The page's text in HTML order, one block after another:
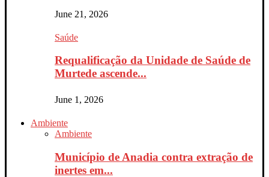
June 21, 2026
Saúde
Requalificação da Unidade de Saúde de
Murtede ascende...
June 1, 2026
Ambiente
Ambiente
Município de Anadia contra extração de
inertes em...